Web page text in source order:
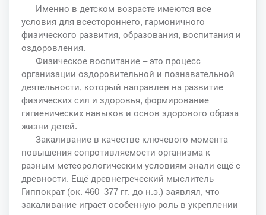
Именно в детском возрасте имеются все
условия для всестороннего, гармоничного
физического развития, образования, воспитания и
оздоровления.
Физическое воспитание – это процесс
организации оздоровительной и познавательной
деятельности, который направлен на развитие
физических сил и здоровья, формирование
гигиенических навыков и основ здорового образа
жизни детей.
Закаливание в качестве ключевого момента
повышения сопротивляемости организма к
разным метеорологическим условиям знали ещё с
древности. Ещё древнегреческий мыслитель
Гиппократ (ок. 460–377 гг. до н.э.) заявлял, что
закаливание играет особенную роль в укреплении